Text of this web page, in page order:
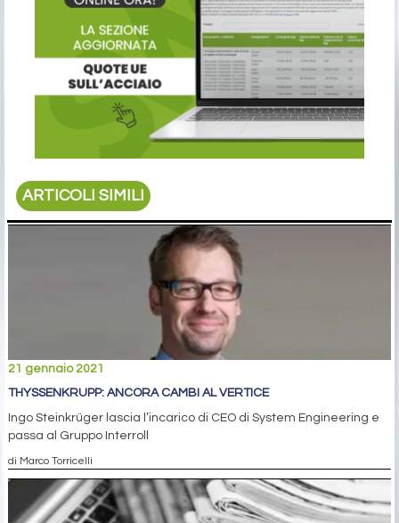
ARTICOLI SIMILI
21 gennaio 2021
THYSSENKRUPP: ANCORA CAMBI AL VERTICE
Ingo Steinkrüger lascia l’incarico di CEO di System Engineering e
passa al Gruppo Interroll
di Marco Torricelli